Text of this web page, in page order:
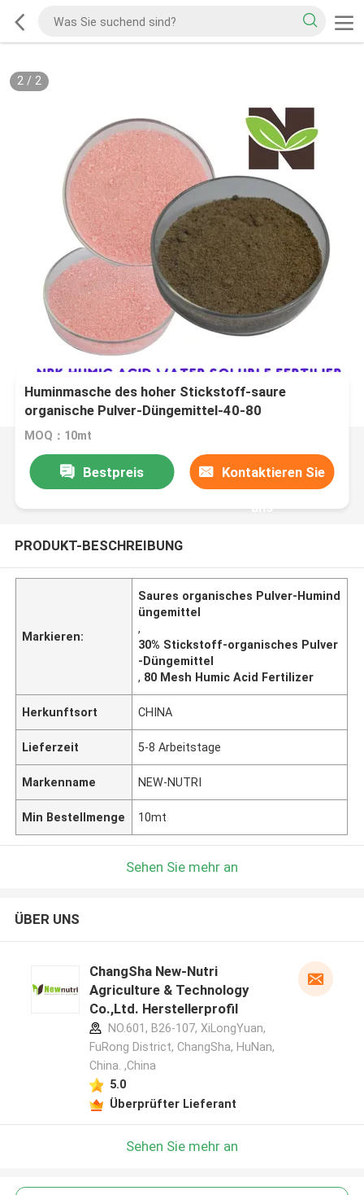
2/ 2
Huminmasche des hoher Stickstoff-saure
organische Pulver-Düngemittel-40-80
MOQ：10mt
Bestpreis Kontaktieren Sie
uns
PRODUKT-BESCHREIBUNG
Markieren:
Saures organisches Pulver-Humind
üngemittel
,
30% Stickstoff-organisches Pulver
-Düngemittel
, 80 Mesh Humic Acid Fertilizer
Herkunftsort CHINA
Lieferzeit 5-8 Arbeitstage
Markenname NEW-NUTRI
Min Bestellmenge 10mt
Sehen Sie mehr an
ÜBER UNS
ChangSha New-Nutri
Agriculture & Technology
Co.,Ltd. Herstellerprofil
NO.601, B26-107, XiLongYuan,
FuRong District, ChangSha, HuNan,
China. ,China
5.0
Überprüfter Lieferant
Sehen Sie mehr an